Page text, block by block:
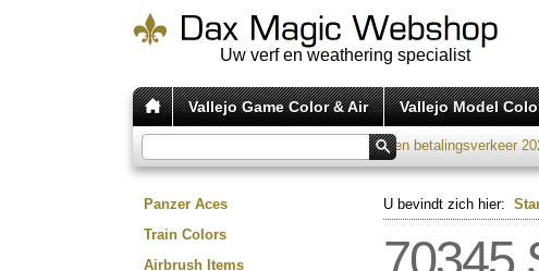
Uw verf en weathering specialist
Vallejo Game Color & Air Vallejo Model
Kosten betalingsverkeer
Panzer Aces
Train Colors
Airbrush Items
U bevindt zich hier: